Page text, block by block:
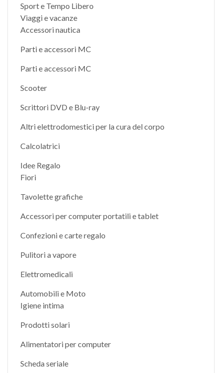
Sport e Tempo Libero
Viaggi e vacanze
Accessori nautica
Parti e accessori MC
Parti e accessori MC
Scooter
Scrittori DVD e Blu-ray
Altri elettrodomestici per la cura del corpo
Calcolatrici
Idee Regalo
Fiori
Tavolette grafiche
Accessori per computer portatili e tablet
Confezioni e carte regalo
Pulitori a vapore
Elettromedicali
Automobili e Moto
Igiene intima
Prodotti solari
Alimentatori per computer
Scheda seriale